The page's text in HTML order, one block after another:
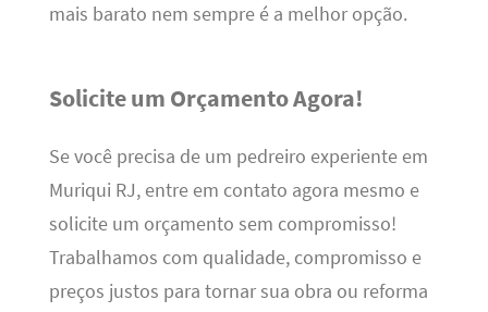
mais barato nem sempre é a melhor opção.
Solicite um Orçamento Agora!
Se você precisa de um pedreiro experiente em
Muriqui RJ, entre em contato agora mesmo e
solicite um orçamento sem compromisso!
Trabalhamos com qualidade, compromisso e
preços justos para tornar sua obra ou reforma